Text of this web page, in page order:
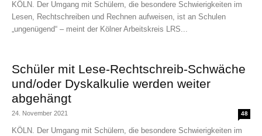
KÖLN. Der Umgang mit Schülern, die besondere Schwierigkeiten im
Lesen, Rechtschreiben und Rechnen aufweisen, ist an Schulen
„ungenügend“ – meint der Kölner Arbeitskreis LRS...
Schüler mit Lese-Rechtschreib-Schwäche
und/oder Dyskalkulie werden weiter
abgehängt
24. November 2021 48
KÖLN. Der Umgang mit Schülern, die besondere Schwierigkeiten im